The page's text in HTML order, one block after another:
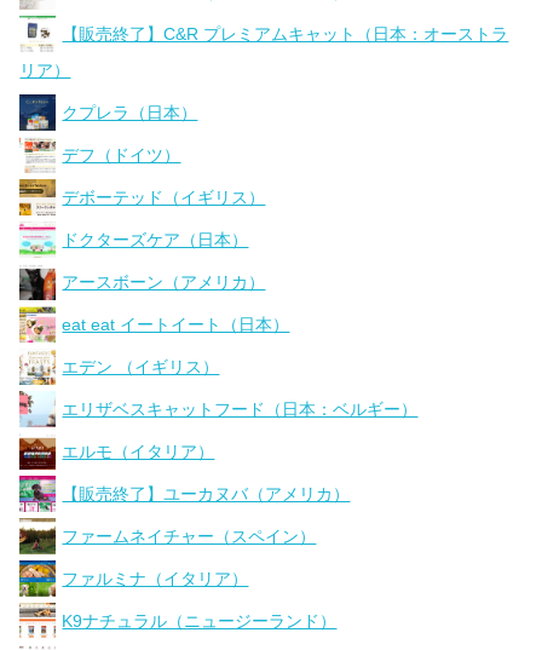
【販売終了】C&R プレミアムキャット（日本：オーストラ
リア）
クプレラ（日本）
デフ（ドイツ）
デボーテッド（イギリス）
ドクターズケア（日本）
アースボーン（アメリカ）
eat eat イートイート（日本）
エデン （イギリス）
エリザベスキャットフード（日本：ベルギー）
エルモ（イタリア）
【販売終了】ユーカヌバ（アメリカ）
ファームネイチャー（スペイン）
ファルミナ（イタリア）
K9ナチュラル（ニュージーランド）